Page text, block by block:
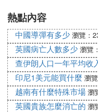
熱點內容
中國導彈有多少 瀏覽：
英國病亡人數多少 瀏覽
查伊朗人口一年平均收
印尼1美元能買什麼 瀏
越南有什麼特殊市場 瀏
英國貴族怎麼消亡的 瀏